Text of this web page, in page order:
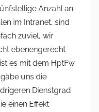
Anzahl an
im Intranet, sind
zuviel, wir
ebenengerecht
es mit dem HptFw
uns die
Dienstgrad
einen Effekt